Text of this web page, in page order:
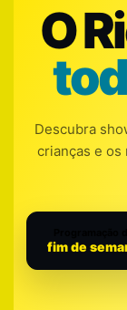
O
Descubra
crianças e os
fim de